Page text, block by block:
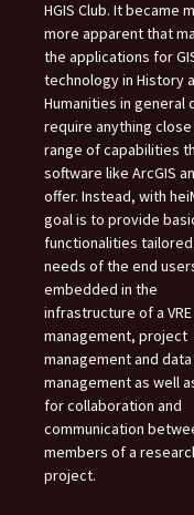
HGIS Club. It became
more apparent that
the applications for
technology in History
Humanities in general
require anything
range of capabilities
software like ArcGIS
offer. Instead, with
goal is to provide
functionalities
needs of the end
embedded in the
infrastructure of a
management, project
management and data
management as well
for collaboration and
communication
members of a
project.